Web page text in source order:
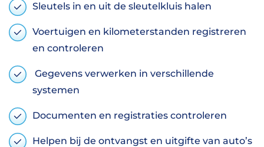
Sleutels in en uit de sleutelkluis halen
Voertuigen en kilometerstanden registreren
en controleren
Gegevens verwerken in verschillende
systemen
Documenten en registraties controleren
Helpen bij de ontvangst en uitgifte van auto’s